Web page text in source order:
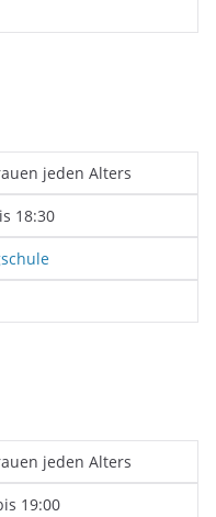
jeden Alters
18:30
jeden Alters
19:00